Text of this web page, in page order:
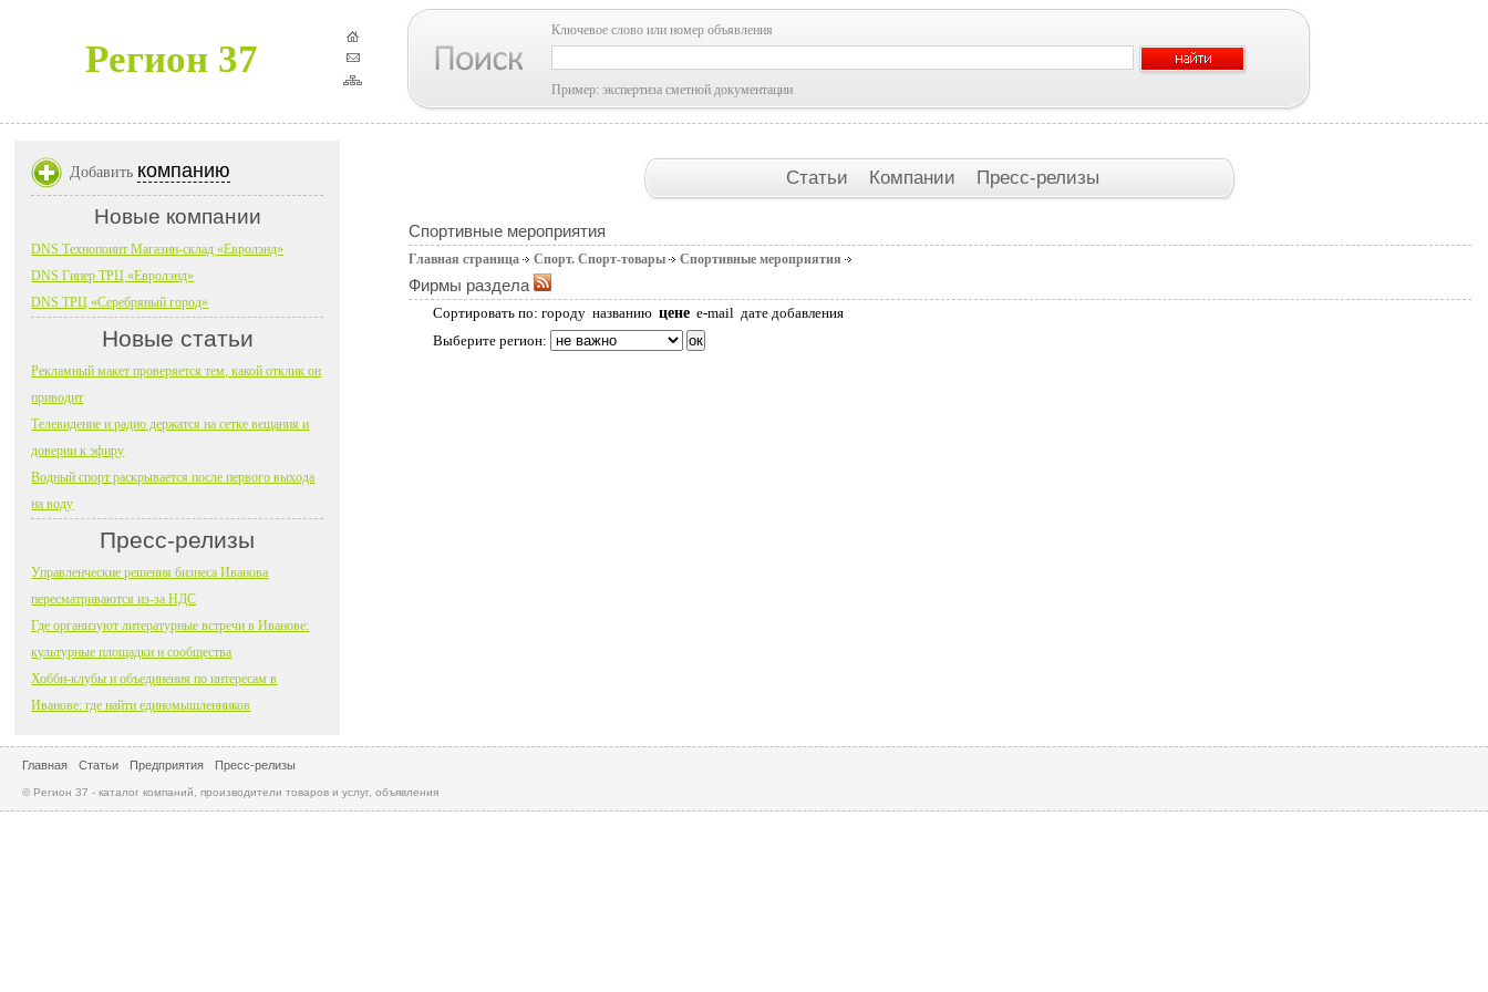
Регион 37
Ключевое слово или номер объявления
Пример: экспертиза сметной документации
Статьи Компании Пресс-релизы
Спортивные мероприятия
Главная страница Спорт. Спорт-товары Спортивные мероприятия
Фирмы раздела
Сортировать по: городу названию цене e-mail дате добавления
Выберите регион:
Добавить компанию
Новые компании
DNS Технопоинт Магазин-склад «Евролэнд»
DNS Гипер ТРЦ «Евролэнд»
DNS ТРЦ «Серебряный город»
Новые статьи
Рекламный макет проверяется тем, какой отклик он
приводит
Телевидение и радио держатся на сетке вещания и
доверии к эфиру
Водный спорт раскрывается после первого выхода
на воду
Пресс-релизы
Управленческие решения бизнеса Иванова
пересматриваются из-за НДС
Где организуют литературные встречи в Иванове:
культурные площадки и сообщества
Хобби-клубы и объединения по интересам в
Иванове: где найти единомышленников
Главная Статьи Предприятия Пресс-релизы
© Регион 37 - каталог компаний, производители товаров и услуг, объявления